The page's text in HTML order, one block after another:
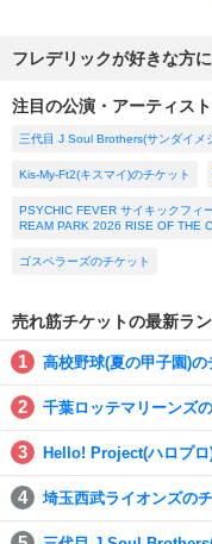
フレデリックが好きな方
注目の公演・アーティス
三代目 J Soul Brothers(サンダイメ
Kis-My-Ft2(キスマイ)のチケット
PSYCHIC FEVER サイキックフィ
REAM PARK 2026 RISE OF THE
ゴスペラーズのチケット
売れ筋チケットの最新ラ
高校野球(夏の甲子園)の
千葉ロッテマリーンズ
Hello! Project(ハロプロ
埼玉西武ライオンズの